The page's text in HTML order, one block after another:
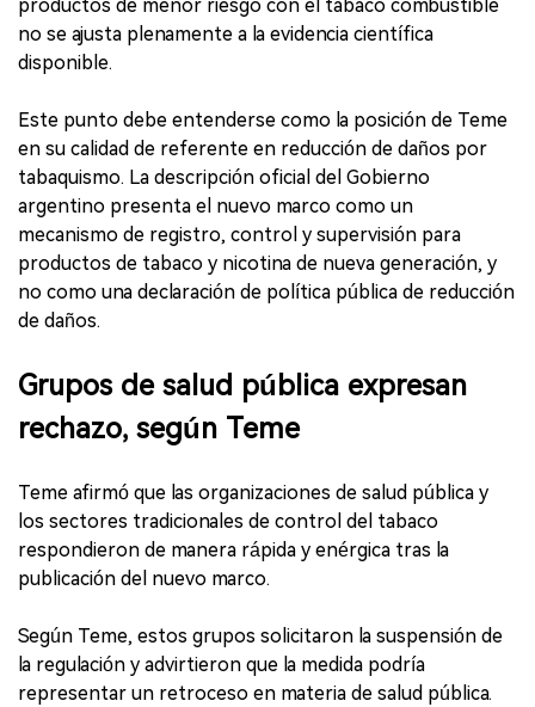
productos de menor riesgo con el tabaco combustible
no se ajusta plenamente a la evidencia científica
disponible.
Este punto debe entenderse como la posición de Teme
en su calidad de referente en reducción de daños por
tabaquismo. La descripción oficial del Gobierno
argentino presenta el nuevo marco como un
mecanismo de registro, control y supervisión para
productos de tabaco y nicotina de nueva generación, y
no como una declaración de política pública de reducción
de daños.
Grupos de salud pública expresan
rechazo, según Teme
Teme afirmó que las organizaciones de salud pública y
los sectores tradicionales de control del tabaco
respondieron de manera rápida y enérgica tras la
publicación del nuevo marco.
Según Teme, estos grupos solicitaron la suspensión de
la regulación y advirtieron que la medida podría
representar un retroceso en materia de salud pública.